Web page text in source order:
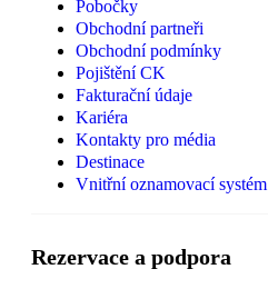
Pobočky
Obchodní partneři
Obchodní podmínky
Pojištění CK
Fakturační údaje
Kariéra
Kontakty pro média
Destinace
Vnitřní oznamovací systém
Rezervace a podpora